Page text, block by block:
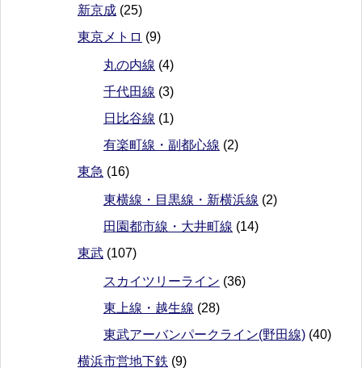
新京成 (25)
東京メトロ (9)
丸の内線 (4)
千代田線 (3)
日比谷線 (1)
有楽町線・副都心線 (2)
東急 (16)
東横線・目黒線・新横浜線 (2)
田園都市線・大井町線 (14)
東武 (107)
スカイツリーライン (36)
東上線・越生線 (28)
東武アーバンパークライン(野田線) (40)
横浜市営地下鉄 (9)